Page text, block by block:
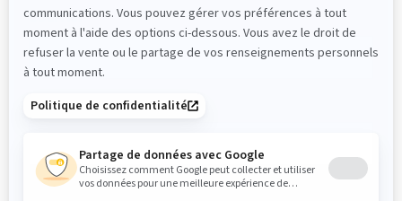
Courriel*
Téléphone *
Compagnie